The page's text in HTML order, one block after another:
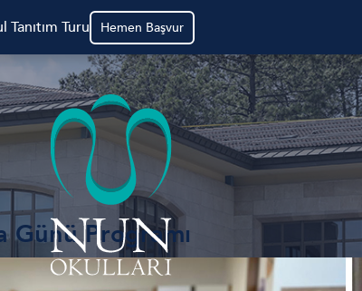
Tanıtım Turu Hemen Başvur
Günü Programı